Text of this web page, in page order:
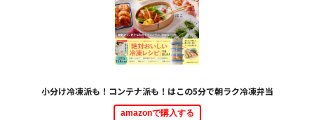
小分け冷凍派も！コンテナ派も！はこの5分で朝ラク冷凍弁当
amazonで購入する